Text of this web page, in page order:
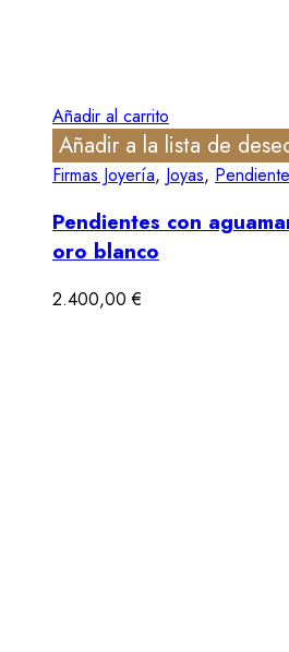
Añadir al carrito
Añadir a la lista de
Firmas Joyería, Joyas,
Pendientes con
oro blanco
2.400,00€